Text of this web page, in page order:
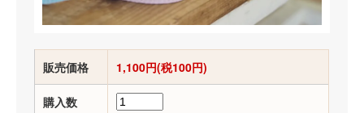
販売価格 1,100円(税100円)
購入数